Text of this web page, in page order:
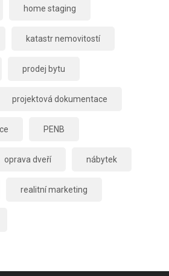
home staging
katastr nemovitostí
prodej bytu
projektová dokumentace
PENB
oprava dveří nábytek
realitní marketing